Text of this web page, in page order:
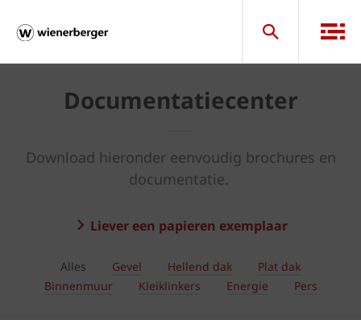
Documentatiecenter
Download hieronder eenvoudig brochures en
documentatie.
Liever een papieren exemplaar
Alles Gevel Hellend dak
Plat dak
Binnenmuur
Kleiklinkers Energie Pers